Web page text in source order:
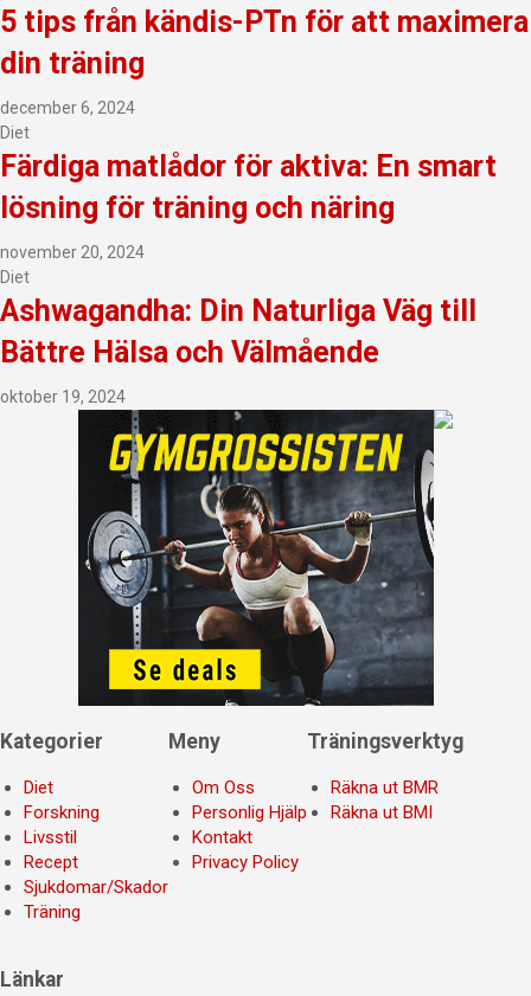
5 tips från kändis-PTn för att maximera
din träning
december 6, 2024
Diet
Färdiga matlådor för aktiva: En smart
lösning för träning och näring
november 20, 2024
Diet
Ashwagandha: Din Naturliga Väg till
Bättre Hälsa och Välmående
oktober 19, 2024
Kategorier
Diet
Forskning
Livsstil
Recept
Sjukdomar/Skador
Träning
Meny
Om Oss
Personlig Hjälp
Kontakt
Privacy Policy
Träningsverktyg
Räkna ut BMR
Räkna ut BMI
Länkar